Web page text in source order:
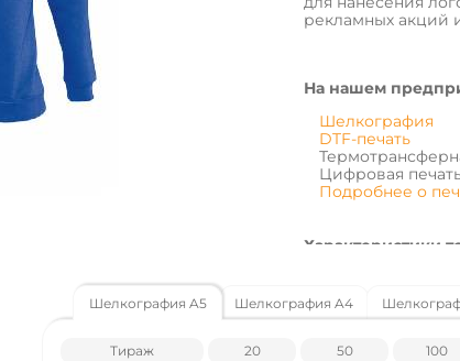
рекламных акций
На нашем
Шелкография
DTF-печать
Цифровая
Подробнее о
Характеристики
Плотность – 280
Материал - 80%
Индивидуальная
Шелкография A5 Шелкография A4
Тираж 20 50 100